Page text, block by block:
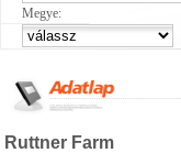
Megye:
Ruttner Farm